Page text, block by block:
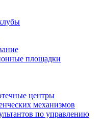
площадки
центры
механизмов
по управлению